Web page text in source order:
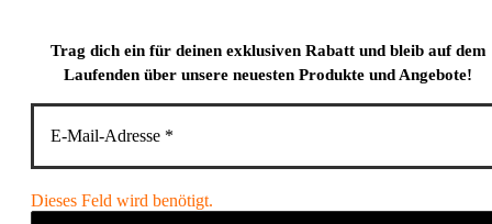
Trag dich ein für deinen exklusiven Rabatt und bleib auf dem
Laufenden über unsere neuesten Produkte und Angebote!
Dieses Feld wird benötigt.